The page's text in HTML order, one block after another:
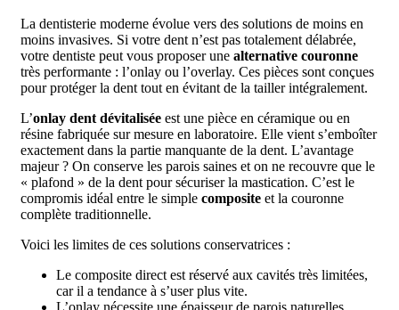
La dentisterie moderne évolue vers des solutions de moins en
moins invasives. Si votre dent n’est pas totalement délabrée,
votre dentiste peut vous proposer une alternative couronne
très performante : l’onlay ou l’overlay. Ces pièces sont conçues
pour protéger la dent tout en évitant de la tailler intégralement.
L’onlay dent dévitalisée est une pièce en céramique ou en
résine fabriquée sur mesure en laboratoire. Elle vient s’emboîter
exactement dans la partie manquante de la dent. L’avantage
majeur ? On conserve les parois saines et on ne recouvre que le
« plafond » de la dent pour sécuriser la mastication. C’est le
compromis idéal entre le simple composite et la couronne
complète traditionnelle.
Voici les limites de ces solutions conservatrices :
Le composite direct est réservé aux cavités très limitées,
car il a tendance à s’user plus vite.